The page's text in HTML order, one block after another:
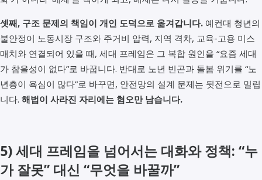
셋째, 구조 문제의 책임이 개인 도덕으로 옮겨갑니다. 예컨대 청년의
불안정이 노동시장 구조와 주거비 압력, 지역 격차, 교육-고용 미스
매치와 연결되어 있을 때, 세대 프레임은 그 복합 원인을 “요즘 세대
가 참을성이 없다”로 바꿉니다. 반대로 노년 빈곤과 돌봄 위기를 “노
년층이 욕심이 많다”로 바꾸면, 안전망의 설계 문제는 뒷전으로 밀립
니다. 해법이 사라진 자리에는 혐오만 남습니다.
5) 세대 프레임을 넘어서는 대화와 정책: “누
가 잘못” 대신 “무엇을 바꿀까”